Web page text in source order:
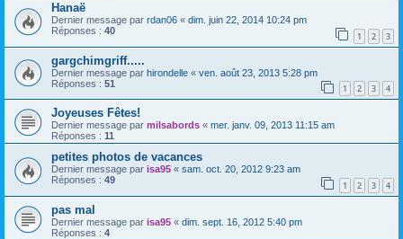
Hanaë
Dernier message par rdan06 « dim. juin 22, 2014 10:24 pm
Réponses : 40 1 2 3
gargchimgriff.....
Dernier message par hirondelle « ven. août 23, 2013 5:28 pm
Réponses : 51 1 2 3 4
Joyeuses Fêtes!
Dernier message par milsabords « mer. janv. 09, 2013 11:15 am
Réponses : 11
petites photos de vacances
Dernier message par isa95 « sam. oct. 20, 2012 9:23 am
Réponses : 49 1 2 3 4
pas mal
Dernier message par isa95 « dim. sept. 16, 2012 5:40 pm
Réponses : 4